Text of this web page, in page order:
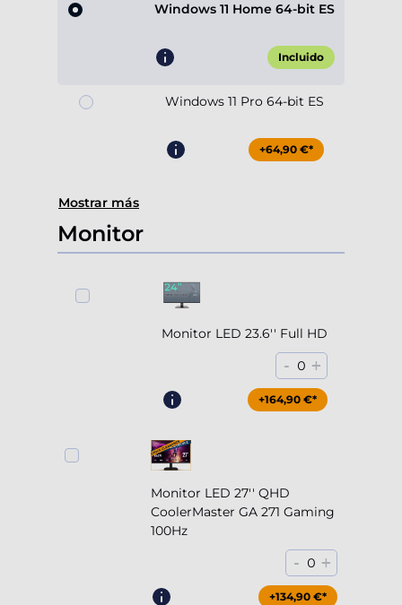
Windows 11 Home 64-bit ES
Incluido
Windows 11 Pro 64-bit ES
+64,90 €*
Mostrar más
Monitor
Monitor LED 23.6'' Full HD
- 0 +
+164,90 €*
Monitor LED 27'' QHD
CoolerMaster GA 271 Gaming
100Hz
- 0 +
+204,90 €*
+134,90 €*